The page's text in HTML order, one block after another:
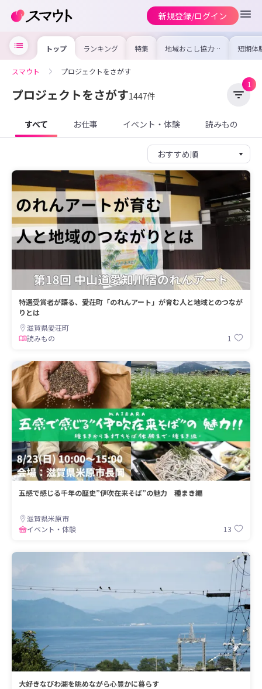
新規登録/ログイン
トップ ランキング 特集 地域おこし協力隊
の求人やイベント
を集めました！仕
短期体
り〜数
域を知
期体
スマウト プロジェクトをさがす
プロジェクトをさがす1447件
1
すべて お仕事 イベント・体験 読みもの
特選受賞者が語る、愛荘町「のれんアート」が育む人と地域とのつなが
りとは
滋賀県愛荘町
読みもの
1
五感で感じる千年の歴史”伊吹在来そば”の魅力 種まき編
滋賀県米原市
イベント・体験
13
大好きなびわ湖を眺めながら心豊かに暮らす